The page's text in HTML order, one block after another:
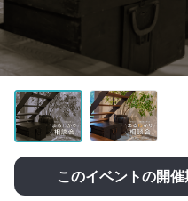
このイベントの開催